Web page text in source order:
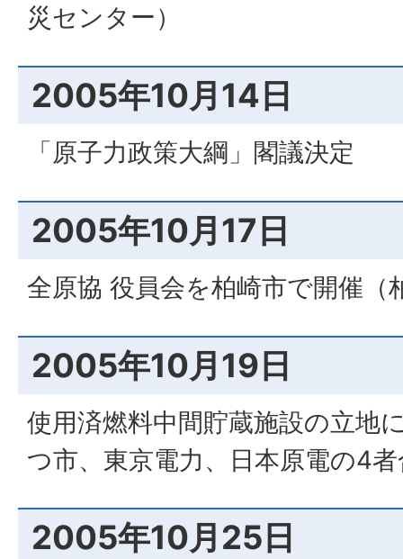
災センター）
2005年10月14日
「原子力政策大綱」閣議決定
2005年10月17日
全原協 役員会を柏崎市で開催（
2005年10月19日
使用済燃料中間貯蔵施設の立地
つ市、東京電力、日本原電の4
2005年10月25日